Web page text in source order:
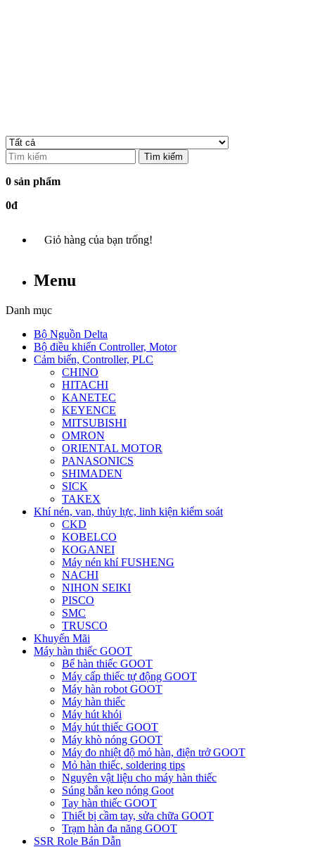
Tìm kiếm
0 sản phẩm
0đ
Giỏ hàng của bạn trống!
Menu
Danh mục
Bộ Nguồn Delta
Bộ điều khiển Controller, Motor
Cảm biến, Controller, PLC
CHINO
HITACHI
KANETEC
KEYENCE
MITSUBISHI
OMRON
ORIENTAL MOTOR
PANASONICS
SHIMADEN
SICK
TAKEX
Khí nén, van, thủy lực, linh kiện kiểm soát
CKD
KOBELCO
KOGANEI
Máy nén khí FUSHENG
NACHI
NIHON SEIKI
PISCO
SMC
TRUSCO
Khuyến Mãi
Máy hàn thiếc GOOT
Bể hàn thiếc GOOT
Máy cấp thiếc tự động GOOT
Máy hàn robot GOOT
Máy hàn thiếc
Máy hút khói
Máy hút thiếc GOOT
Máy khò nóng GOOT
Máy đo nhiệt độ mỏ hàn, điện trở GOOT
Mỏ hàn thiếc, soldering tips
Nguyên vật liệu cho máy hàn thiếc
Súng bắn keo nóng Goot
Tay hàn thiếc GOOT
Thiết bị cầm tay, sửa chữa GOOT
Trạm hàn đa năng GOOT
SSR Role Bán Dẫn